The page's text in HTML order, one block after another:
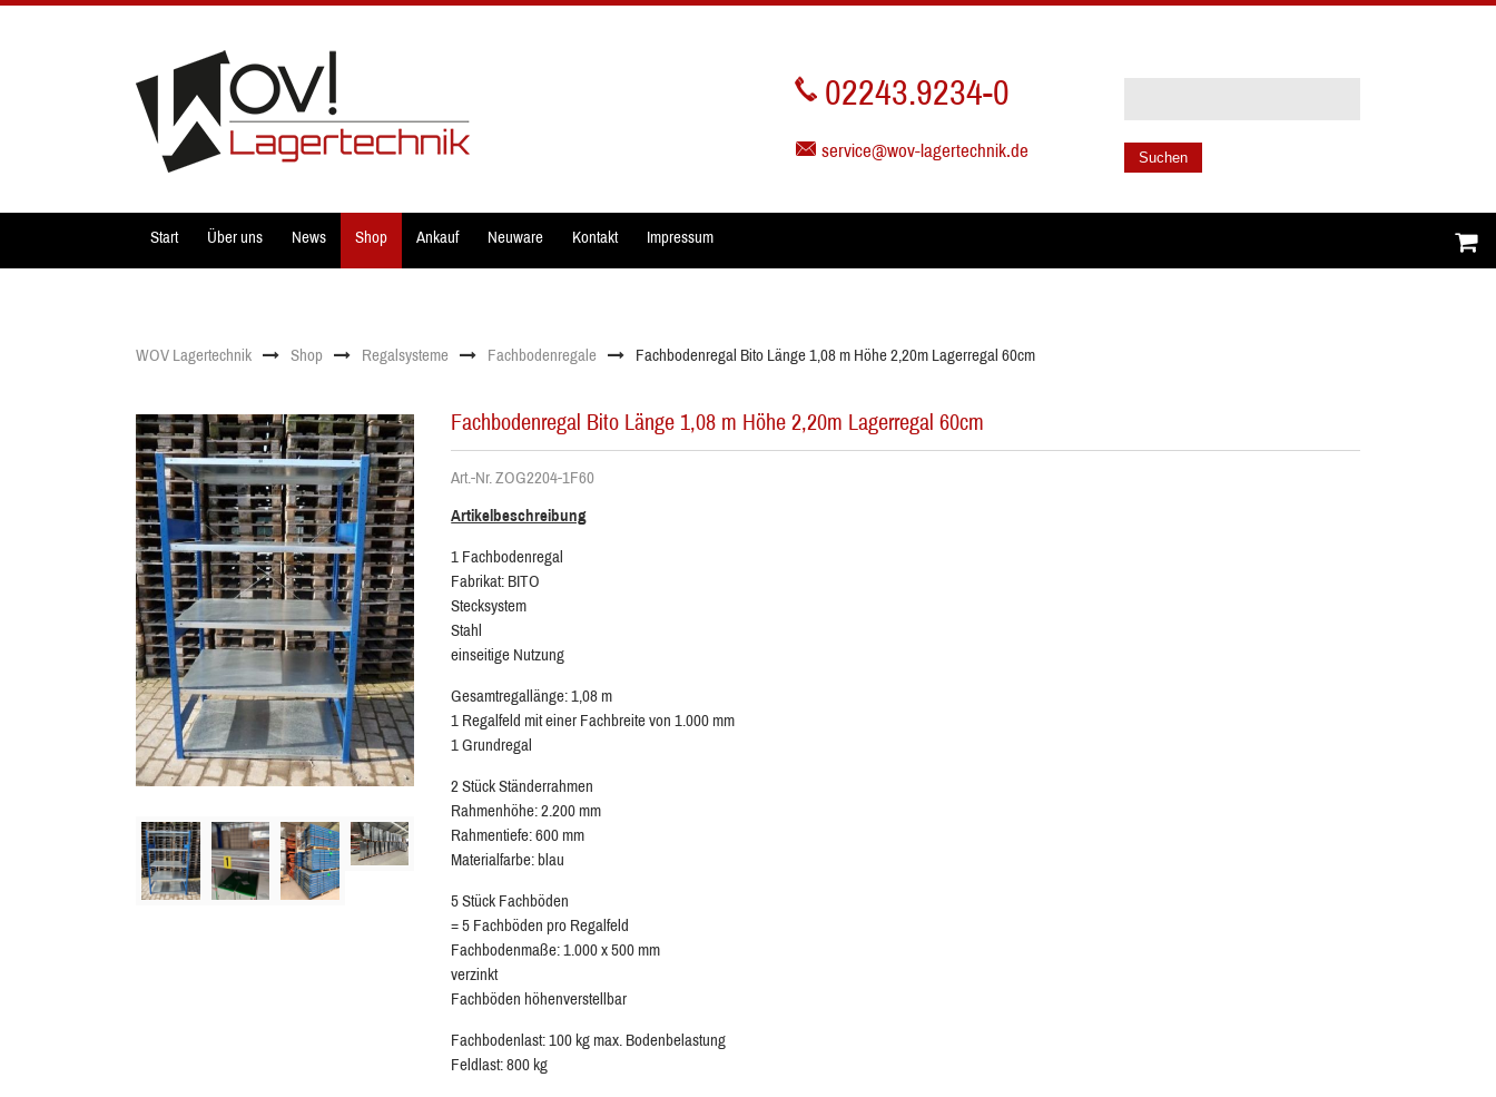
02243.9234-0
service@wov-lagertechnik.de Suchen
Start Über uns News Shop Ankauf Neuware Kontakt Impressum
WOV Lagertechnik Shop Regalsysteme Fachbodenregale Fachbodenregal Bito Länge 1,08 m Höhe 2,20m Lagerregal 60cm
Fachbodenregal Bito Länge 1,08 m Höhe 2,20m Lagerregal 60cm
Art.-Nr. ZOG2204-1F60
Artikelbeschreibung
1 Fachbodenregal
Fabrikat: BITO
Stecksystem
Stahl
einseitige Nutzung
Gesamtregallänge: 1,08 m
1 Regalfeld mit einer Fachbreite von 1.000 mm
1 Grundregal
2 Stück Ständerrahmen
Rahmenhöhe: 2.200 mm
Rahmentiefe: 600 mm
Materialfarbe: blau
5 Stück Fachböden
= 5 Fachböden pro Regalfeld
Fachbodenmaße: 1.000 x 500 mm
verzinkt
Fachböden höhenverstellbar
Fachbodenlast: 100 kg max. Bodenbelastung
Feldlast: 800 kg